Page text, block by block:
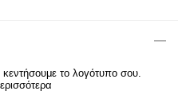
το λογότυπο σου.